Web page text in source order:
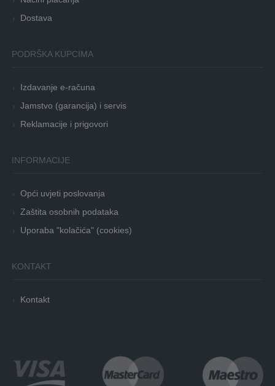
Dostava
PODRŠKA KUPCIMA
Izdavanje e-računa
Jamstvo (garancija) i servis
Reklamacije i prigovori
INFORMACIJE
Opći uvjeti poslovanja
Zaštita osobnih podataka
Uporaba "kolačića" (cookies)
KONTAKT
Kontakt